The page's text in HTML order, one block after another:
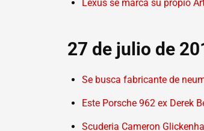
Lexus se marca su propio
27 de julio de
Se busca fabricante de
Este Porsche 962 ex Derek
Scuderia Cameron